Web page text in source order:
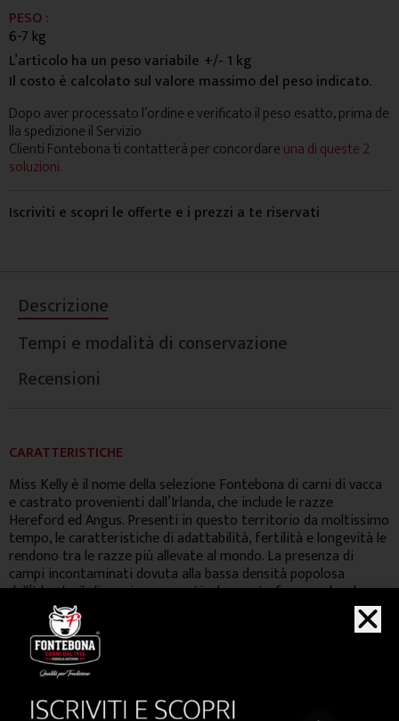
PESO :
6-7 kg
L’articolo ha un peso variabile +/- 1 kg
Il costo è calcolato sul valore massimo del peso indicato.
Dopo aver processato l’ordine e verificato il peso esatto, prima de
lla spedizione il Servizio
Clienti Fontebona ti contatterà per concordareuna di queste 2
soluzioni.
Iscriviti e scopri le offerte e i prezzi a te riservati
Descrizione
Tempi e modalità di conservazione
Recensioni
CARATTERISTICHE
Miss Kelly è il nome della selezione Fontebona di carni di vacca
e castrato provenienti dall’Irlanda, che include le razze
Hereford ed Angus. Presenti in questo territorio da moltissimo
tempo, le caratteristiche di adattabilità, fertilità e longevità le
rendono tra le razze più allevate al mondo. La presenza di
campi incontaminati dovuta alla bassa densità popolosa
dell’Irlanda, il clima piovoso particolarmente favorevole e la
presenza della più grande estensione calcarea d’Europa offrono
a questi animali immensi pascoli dal sapore minerale che
conferiscono alle carni un colore compatto ed un gusto deciso.